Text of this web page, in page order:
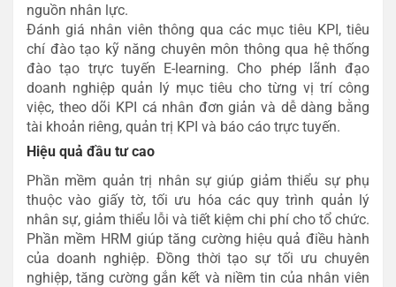
nguồn nhân lực.
Đánh giá nhân viên thông qua các mục tiêu KPI, tiêu
chí đào tạo kỹ năng chuyên môn thông qua hệ thống
đào tạo trực tuyến E-learning. Cho phép lãnh đạo
doanh nghiệp quản lý mục tiêu cho từng vị trí công
việc, theo dõi KPI cá nhân đơn giản và dễ dàng bằng
tài khoản riêng, quản trị KPI và báo cáo trực tuyến.
Hiệu quả đầu tư cao
Phần mềm quản trị nhân sự giúp giảm thiểu sự phụ
thuộc vào giấy tờ, tối ưu hóa các quy trình quản lý
nhân sự, giảm thiểu lỗi và tiết kiệm chi phí cho tổ chức.
Phần mềm HRM giúp tăng cường hiệu quả điều hành
của doanh nghiệp. Đồng thời tạo sự tối ưu chuyên
nghiệp, tăng cường gắn kết và niềm tin của nhân viên